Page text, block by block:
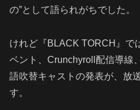
の”として語られがちでした。
けれど『BLACK TORCH』で
ベント、Crunchyroll配信導線
語吹替キャストの発表が、放
す。